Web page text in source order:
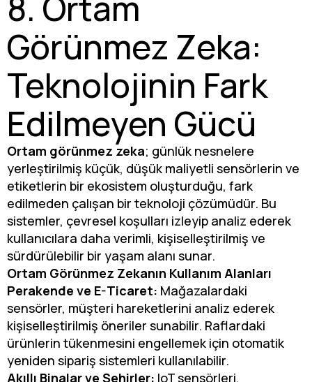
Görünmez Zeka:
Teknolojinin Fark
Edilmeyen Gücü
Ortam görünmez zeka; günlük nesnelere
yerleştirilmiş küçük, düşük maliyetli sensörlerin ve
etiketlerin bir ekosistem oluşturduğu, fark
edilmeden çalışan bir teknoloji çözümüdür. Bu
sistemler, çevresel koşulları izleyip analiz ederek
kullanıcılara daha verimli, kişiselleştirilmiş ve
sürdürülebilir bir yaşam alanı sunar.
Ortam Görünmez Zekanın Kullanım Alanları
Perakende ve E-Ticaret: Mağazalardaki
sensörler, müşteri hareketlerini analiz ederek
kişiselleştirilmiş öneriler sunabilir. Raflardaki
ürünlerin tükenmesini engellemek için otomatik
yeniden sipariş sistemleri kullanılabilir.
Akıllı Binalar ve Şehirler: IoT sensörleri,